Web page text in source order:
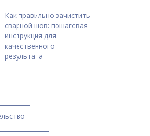
Как правильно зачистить
сварной шов: пошаговая
инструкция для
качественного
результата